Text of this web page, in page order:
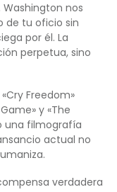
nos
de tu oficio sin
por él. La
perpetua, sino
Freedom»
y «The
una filmografía
actual no
verdadera